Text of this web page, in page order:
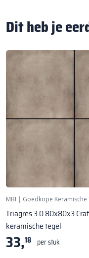
Dit heb je
MBI | Goedkope Keramische
Triagres 3.0 80x80x3
keramische tegel
33,18 per stuk